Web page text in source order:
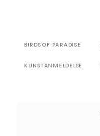
BIRDS OF PARADISE
KUNSTANMELDELSE